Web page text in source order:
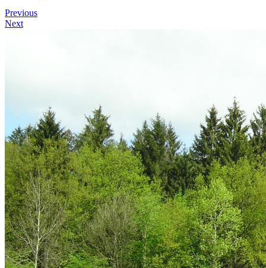
Previous
Next